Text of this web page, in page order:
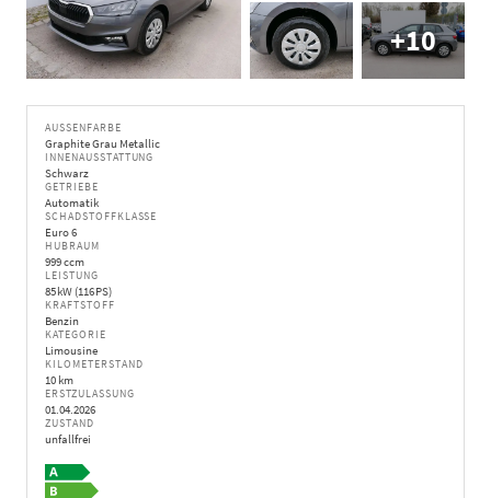
+10
AUSSENFARBE
Graphite Grau Metallic
INNENAUSSTATTUNG
Schwarz
GETRIEBE
Automatik
SCHADSTOFFKLASSE
Euro 6
HUBRAUM
999 ccm
LEISTUNG
85 kW (116 PS)
KRAFTSTOFF
Benzin
KATEGORIE
Limousine
KILOMETERSTAND
10 km
ERSTZULASSUNG
01.04.2026
ZUSTAND
unfallfrei